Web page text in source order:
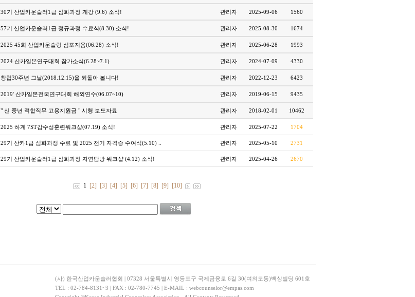
30기 산업카운슬러1급 심화과정 개강 (9.6) 소식! 관리자 2025-09-06 1560
57기 산업카운슬러1급 정규과정 수료식(8.30) 소식! 관리자 2025-08-30 1674
2025 45회 산업카운슬링 심포지움(06.28) 소식! 관리자 2025-06-28 1993
2024 산카일본연구대회 참가소식(6.28~7.1) 관리자 2024-07-09 4330
창립30주년 그날(2018.12.15)을 되돌아 봅니다! 관리자 2022-12-23 6423
2019' 산카일본전국연구대회 해외연수(06.07~10) 관리자 2019-06-15 9435
" 신 중년 적합직무 고용지원금 " 시행 보도자료 관리자 2018-02-01 10462
2025 하계 7ST감수성훈련워크샵(07.19) 소식! 관리자 2025-07-22 1704
29기 산카1급 심화과정 수료 및 2025 전기 자격증 수여식(5.10) .. 관리자 2025-05-10 2731
29기 산업카운슬러1급 심화과정 자연탐방 워크샵 (4.12) 소식! 관리자 2025-04-26 2670
1 [2] [3] [4] [5] [6] [7] [8] [9] [10]
(사) 한국산업카운슬러협회 | 07328 서울특별시 영등포구 국제금융로 6길 30(여의도동)백상빌딩 601호
TEL : 02-784-8131~3 | FAX : 02-780-7745 | E-MAIL : webcounselor@empas.com